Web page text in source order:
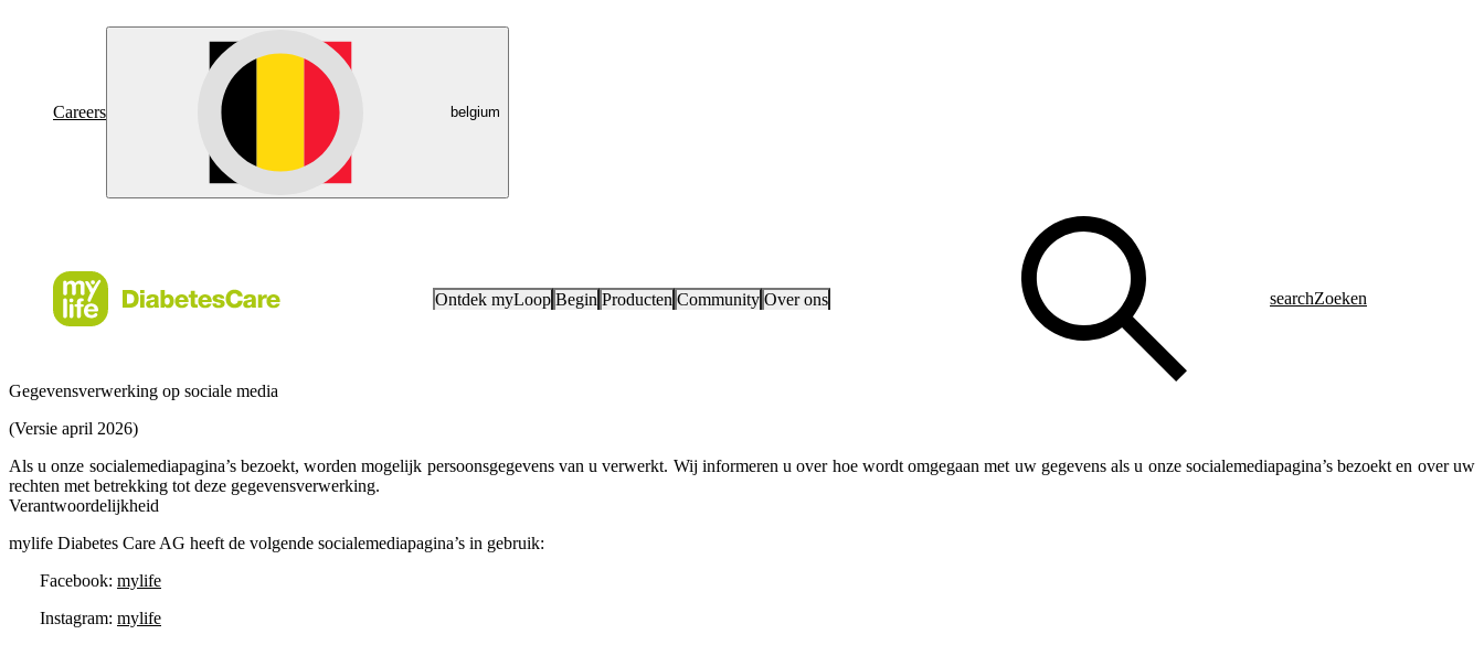
Careers belgium
Ontdek myLoop Begin Producten Community Over ons searchZoeken
Gegevensverwerking op sociale media
(Versie april 2026)
Als u onze socialemediapagina’s bezoekt, worden mogelijk persoonsgegevens van u verwerkt. Wij informeren u over hoe wordt omgegaan met uw gegevens als u onze socialemediapagina’s bezoekt en over uw
rechten met betrekking tot deze gegevensverwerking.
Verantwoordelijkheid
mylife Diabetes Care AG heeft de volgende socialemediapagina’s in gebruik:
Facebook: mylife
Instagram: mylife